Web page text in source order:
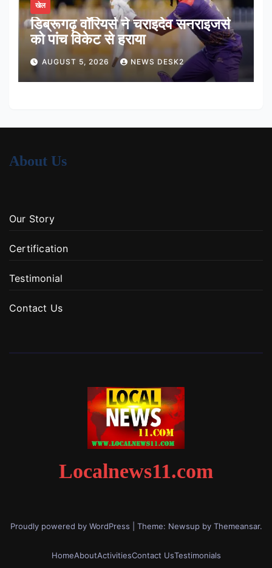
खेल
डिब्रूगढ़ वॉरियर्स ने चराइदेव सनराइजर्स
को पांच विकेट से हराया
AUGUST 5, 2026 NEWS DESK2
About Us
Our Story
Certification
Testimonial
Contact Us
Localnews11.com
Proudly powered by WordPress Theme: Newsup by Themeansar.
HomeAboutActivitiesContact UsTestimonials